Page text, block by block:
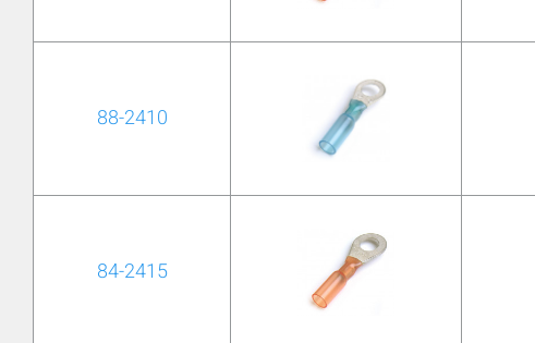
88-2410
84-2415